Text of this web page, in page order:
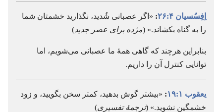
اِفِسُسیان ۴:‏۲۶ :‏ «اگر عصبانی شُدید،‏ نگذارید خشمتان شما
را به گناه بکشاند.‏» (‏مژده برای عصر جدید)‏
بنابراین هرچند که گاهی همهٔ ما عصبانی می‌شویم،‏ اما
توانایی کنترل آن را داریم.‏
یعقوب ۱:‏۱۹ :‏ «بیشتر گوش بدهید،‏ کمتر سخن بگویید،‏ و زود
خشمگین نشوید.‏» (‏ترجمهٔ تفسیری)‏